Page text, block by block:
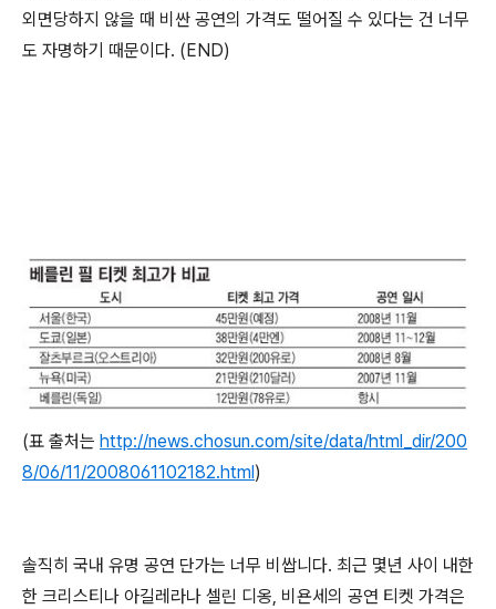
외면당하지 않을 때 비싼 공연의 가격도 떨어질 수 있다는 건 너무
도 자명하기 때문이다. (END)
(표 출처는 http://news.chosun.com/site/data/html_dir/200
8/06/11/2008061102182.html )
솔직히 국내 유명 공연 단가는 너무 비쌉니다. 최근 몇년 사이 내한
한 크리스티나 아길레라나 셀린 디옹, 비욘세의 공연 티켓 가격은